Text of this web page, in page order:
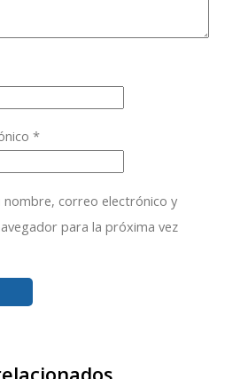
*
nombre, correo electrónico y
para la próxima vez